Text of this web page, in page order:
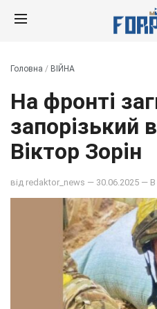
Головна / ВІЙНА
На фронті
запорізький
Віктор Зорін
від redaktor_news — 30.06.2025 — В